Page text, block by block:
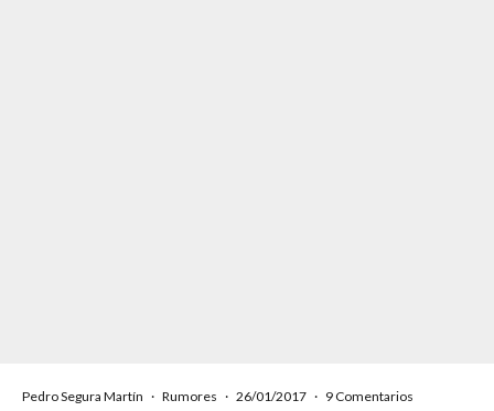
Pedro Segura Martín · Rumores · 26/01/2017 · 9 Comentarios